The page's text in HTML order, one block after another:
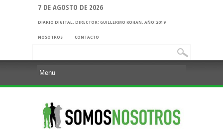
7 DE AGOSTO DE 2026
DIARIO DIGITAL. DIRECTOR: GUILLERMO KOHAN. AÑO:2019
NOSOTROS CONTACTO